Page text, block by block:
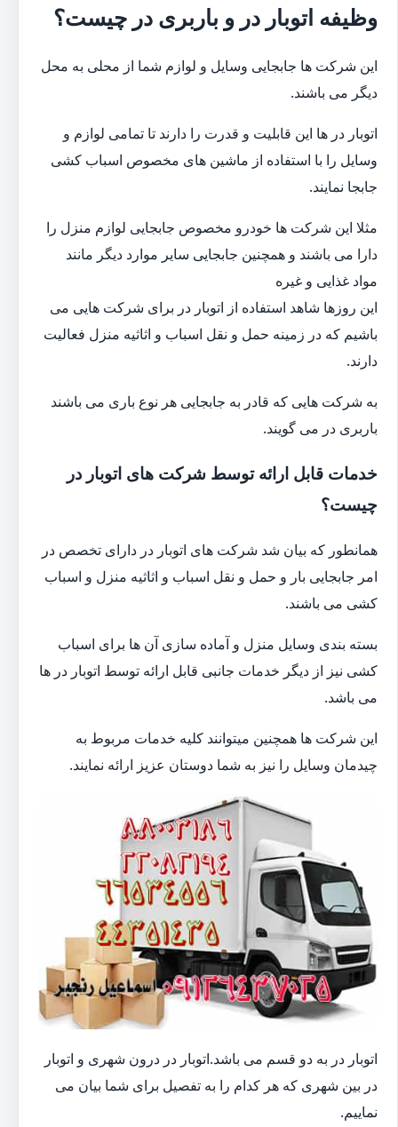
وظیفه اتوبار در و باربری در چیست؟
این شرکت ها جابجایی وسایل و لوازم شما از محلی به محل
دیگر می باشند.
اتوبار در ها این قابلیت و قدرت را دارند تا تمامی لوازم و
وسایل را با استفاده از ماشین های مخصوص اسباب کشی
جابجا نمایند.
مثلا این شرکت ها خودرو مخصوص جابجایی لوازم منزل را
دارا می باشند و همچنین جابجایی سایر موارد دیگر مانند
مواد غذایی و غیره
این روزها شاهد استفاده از اتوبار در برای شرکت هایی می
باشیم که در زمینه حمل و نقل اسباب و اثاثیه منزل فعالیت
دارند.
به شرکت هایی که قادر به جابجایی هر نوع باری می باشند
باربری در می گویند.
خدمات قابل ارائه توسط شرکت های اتوبار در
چیست؟
همانطور که بیان شد شرکت های اتوبار در دارای تخصص در
امر جابجایی بار و حمل و نقل اسباب و اثاثیه منزل و اسباب
کشی می باشند.
بسته بندی وسایل منزل و آماده سازی آن ها برای اسباب
کشی نیز از دیگر خدمات جانبی قابل ارائه توسط اتوبار در ها
می باشد.
این شرکت ها همچنین میتوانند کلیه خدمات مربوط به
چیدمان وسایل را نیز به شما دوستان عزیز ارائه نمایند.
اتوبار در به دو قسم می باشد.اتوبار در درون شهری و اتوبار
در بین شهری که هر کدام را به تفصیل برای شما بیان می
نماییم.